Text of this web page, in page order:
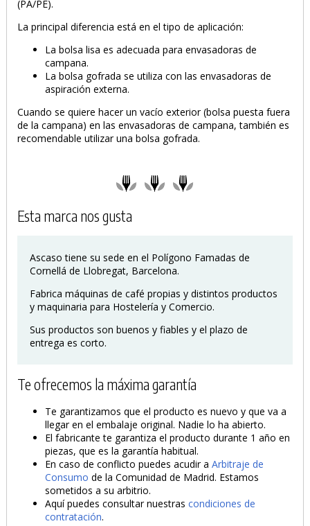
(PA/PE).
La principal diferencia está en el tipo de aplicación:
La bolsa lisa es adecuada para envasadoras de
campana.
La bolsa gofrada se utiliza con las envasadoras de
aspiración externa.
Cuando se quiere hacer un vacío exterior (bolsa puesta fuera
de la campana) en las envasadoras de campana, también es
recomendable utilizar una bolsa gofrada.
Esta marca nos gusta
Ascaso tiene su sede en el Polígono Famadas de
Cornellá de Llobregat, Barcelona.
Fabrica máquinas de café propias y distintos productos
y maquinaria para Hostelería y Comercio.
Sus productos son buenos y fiables y el plazo de
entrega es corto.
Te ofrecemos la máxima garantía
Te garantizamos que el producto es nuevo y que va a
llegar en el embalaje original. Nadie lo ha abierto.
El fabricante te garantiza el producto durante 1 año en
piezas, que es la garantía habitual.
En caso de conflicto puedes acudir aArbitraje de
Consumo de la Comunidad de Madrid. Estamos
sometidos a su arbitrio.
Aquí puedes consultar nuestrascondiciones de
contratación.